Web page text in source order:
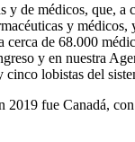
de médicos, que,
y
de 68.000
y en nuestra
lobistas del
fue Canadá,